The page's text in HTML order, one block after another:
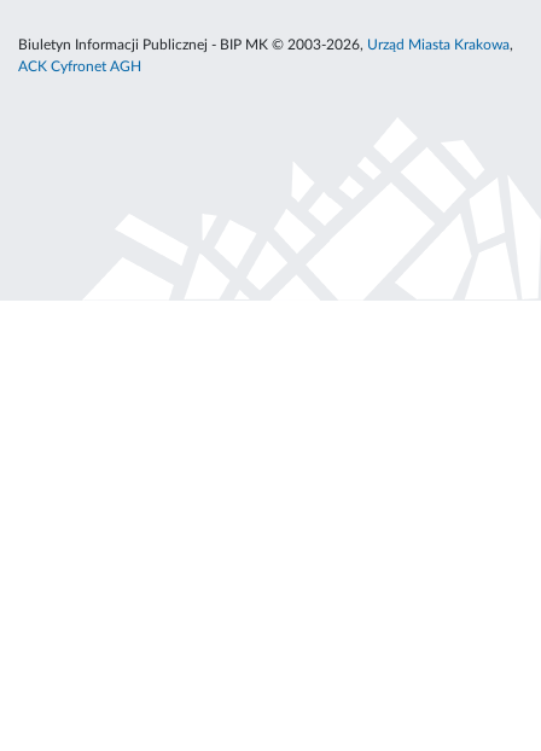
Biuletyn Informacji Publicznej - BIP MK © 2003-2026, Urząd Miasta Krakowa,
ACK Cyfronet AGH